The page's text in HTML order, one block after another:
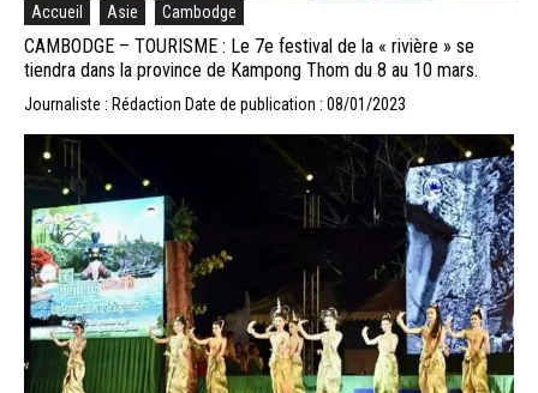
Accueil Asie Cambodge
CAMBODGE – TOURISME : Le 7e festival de la « rivière » se
tiendra dans la province de Kampong Thom du 8 au 10 mars.
Journaliste : Rédaction Date de publication : 08/01/2023